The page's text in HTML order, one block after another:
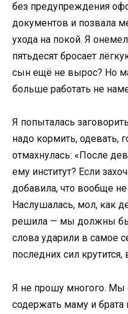
без предупреждения
документов и позвала
ухода на покой. Я
пятьдесят бросает
сын ещё не вырос? Но
больше работать не
Я попыталась
надо кормить, одевать,
отмахнулась: «После
ему институт? Если
добавила, что вообще
Наслушалась, мол, как
решила — мы должны
слова ударили в самое
последних сил крутится,
Я не прошу многого. Мы
содержать маму и